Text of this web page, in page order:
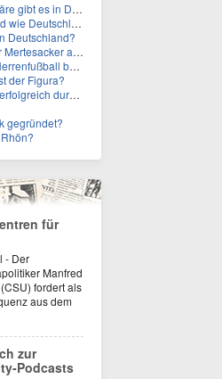
Wie viele Rentner und Pensionäre gibt es in Deutschland aktuell?
hat?
Deutschland?
als Fußballer?
sich in NRW?
der Figura?
schwamm?
gegründet?
für
- Der
Manfred
fordert als
aus dem
zur
Podcasts